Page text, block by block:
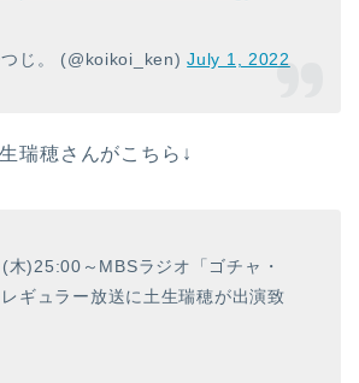
じ。 (@koikoi_ken)July 1, 2022
瑞穂さんがこちら↓
木)25:00～MBSラジオ「ゴチャ・
ギュラー放送に土生瑞穂が出演致